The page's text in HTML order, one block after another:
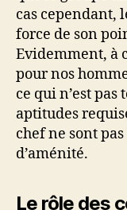
cas cependant,
force de son
Evidemment, à
pour nos
ce qui n’est
aptitudes
chef ne sont
d’aménité.
Le rôle des